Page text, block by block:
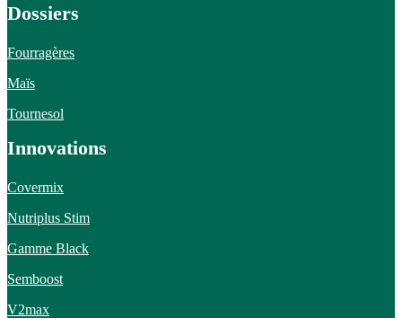
Dossiers
Fourragères
Maïs
Tournesol
Innovations
Covermix
Nutriplus Stim
Gamme Black
Semboost
V2max